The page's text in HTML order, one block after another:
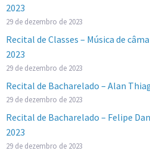
2023
29 de dezembro de 2023
Recital de Classes – Música de
2023
29 de dezembro de 2023
Recital de Bacharelado – Alan
29 de dezembro de 2023
Recital de Bacharelado – Felipe
2023
29 de dezembro de 2023